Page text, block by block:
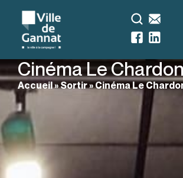
Cinéma Le Chardon
Accueil»Sortir»Cinéma Le